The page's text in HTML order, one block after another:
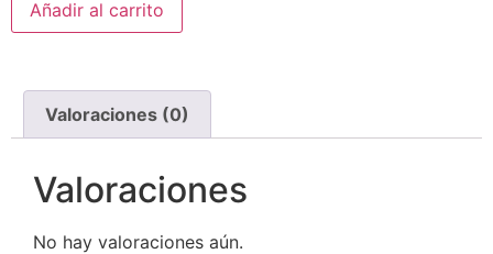
Añadir al carrito
Valoraciones (0)
Valoraciones
No hay valoraciones aún.